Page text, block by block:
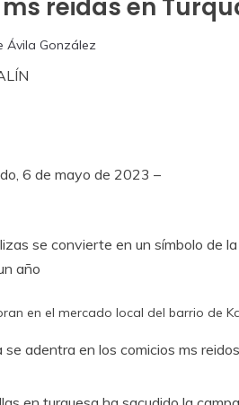
reidas en
Ávila González
6 de mayo de 2023 –
se convierte en un símbolo de
año
en el mercado local del barrio de
se adentra en los comicios ms